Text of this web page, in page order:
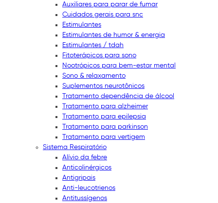
Auxiliares para parar de fumar
Cuidados gerais para snc
Estimulantes
Estimulantes de humor & energia
Estimulantes / tdah
Fitoterápicos para sono
Nootrópicos para bem-estar mental
Sono & relaxamento
Suplementos neurotônicos
Tratamento dependência de álcool
Tratamento para alzheimer
Tratamento para epilepsia
Tratamento para parkinson
Tratamento para vertigem
Sistema Respiratório
Alívio da febre
Anticolinérgicos
Antigripais
Anti-leucotrienos
Antitussígenos